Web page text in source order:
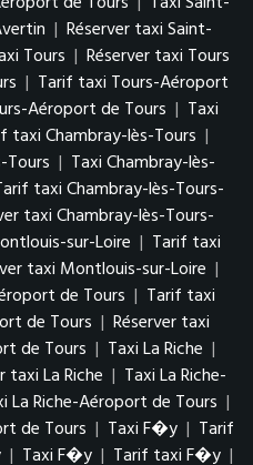
| Réserver taxi Saint-
Tours | Réserver taxi Tours
| Tarif taxi Tours-Aéroport
Aéroport de Tours | Taxi
taxi Chambray-lès-Tours |
Tours | Taxi Chambray-lès-
taxi Chambray-lès-Tours-
taxi Chambray-lès-Tours-
sur-Loire | Tarif taxi
taxi Montlouis-sur-Loire |
de Tours | Tarif taxi
de Tours | Réserver taxi
de Tours | Taxi La Riche |
taxi La Riche | Taxi La Riche-
La Riche-Aéroport de Tours |
de Tours | Taxi F�y | Tarif
| Taxi F�y | Tarif taxi F�y |